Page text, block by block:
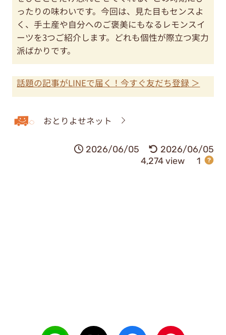
ったりの味わいです。今回は、見た目もセンスよ
く、手土産や自分へのご褒美にもなるレモンスイ
ーツを3つご紹介します。どれも個性が際立つ実力
派ばかりです。
話題の記事がLINEで届く！今すぐ友だち登録 ＞
おとりよせネット
2026/06/05
2026/06/05
4,274 view
1